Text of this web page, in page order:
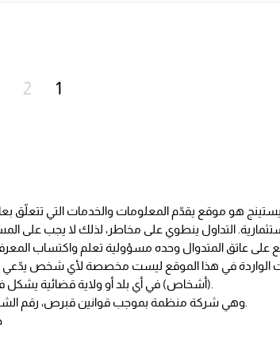
1
2
هو موقع يقدّم المعلومات والخدمات التي تتعلّق
التداول ينطوي على مخاطر، لذلك لا يجب على
الواردة في هذا الموقع ليست مخصصة لأي شخص يدّعي